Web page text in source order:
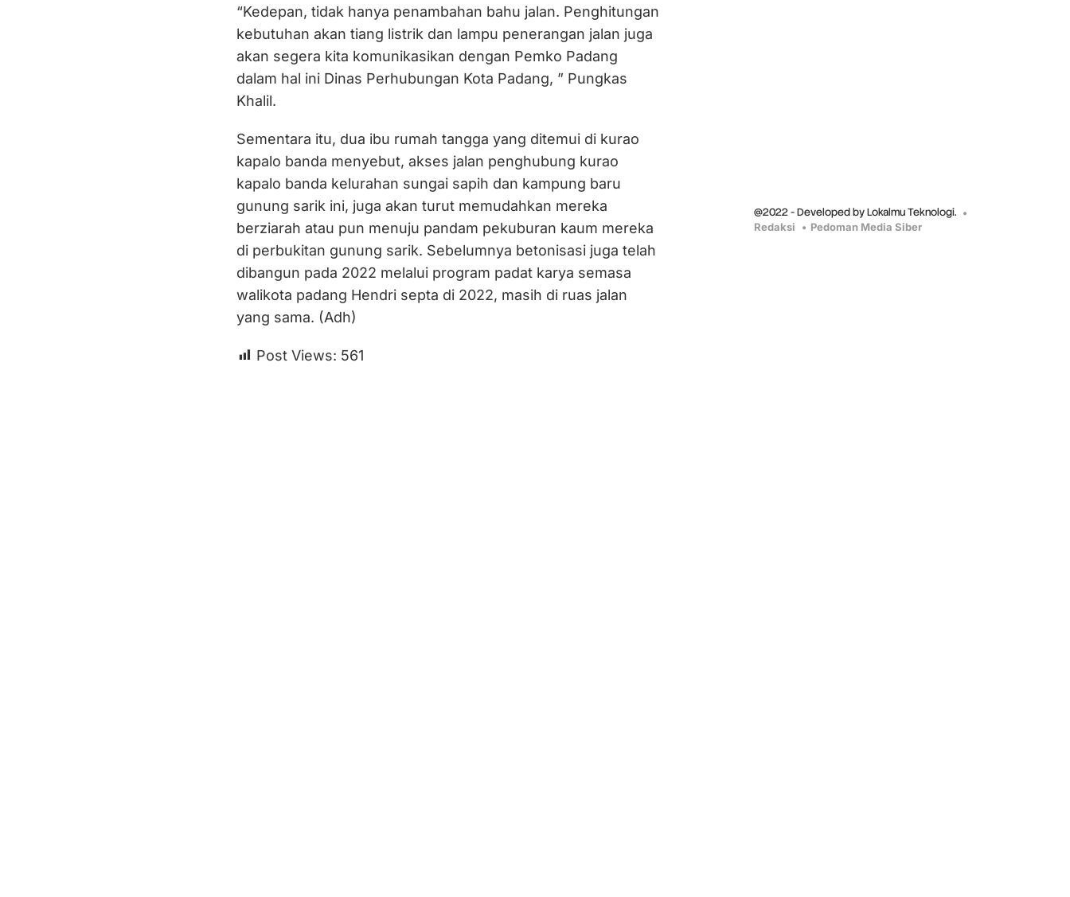
“Kedepan, tidak hanya penambahan bahu jalan. Penghitungan
kebutuhan akan tiang listrik dan lampu penerangan jalan juga
akan segera kita komunikasikan dengan Pemko Padang
dalam hal ini Dinas Perhubungan Kota Padang, ” Pungkas
Khalil.
Sementara itu, dua ibu rumah tangga yang ditemui di kurao
kapalo banda menyebut, akses jalan penghubung kurao
kapalo banda kelurahan sungai sapih dan kampung baru
gunung sarik ini, juga akan turut memudahkan mereka
berziarah atau pun menuju pandam pekuburan kaum mereka
di perbukitan gunung sarik. Sebelumnya betonisasi juga telah
dibangun pada 2022 melalui program padat karya semasa
walikota padang Hendri septa di 2022, masih di ruas jalan
yang sama. (Adh)
Post Views: 561
@2022 - Developed by Lokalmu Teknologi.
Redaksi Pedoman Media Siber